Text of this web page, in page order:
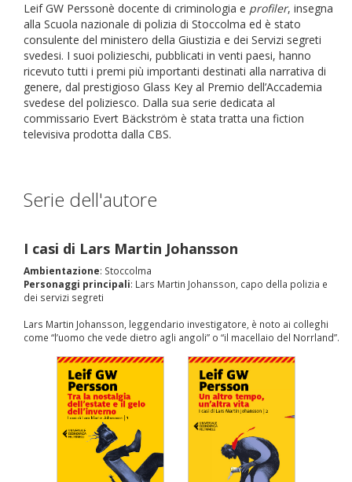
Leif GW Perssonè docente di criminologia e profiler, insegna
alla Scuola nazionale di polizia di Stoccolma ed è stato
consulente del ministero della Giustizia e dei Servizi segreti
svedesi. I suoi polizieschi, pubblicati in venti paesi, hanno
ricevuto tutti i premi più importanti destinati alla narrativa di
genere, dal prestigioso Glass Key al Premio dell’Accademia
svedese del poliziesco. Dalla sua serie dedicata al
commissario Evert Bäckström è stata tratta una fiction
televisiva prodotta dalla CBS.
Serie dell'autore
I casi di Lars Martin Johansson
Ambientazione: Stoccolma
Personaggi principali: Lars Martin Johansson, capo della polizia e
dei servizi segreti
Lars Martin Johansson, leggendario investigatore, è noto ai colleghi
come “l’uomo che vede dietro agli angoli” o “il macellaio del Norrland”.